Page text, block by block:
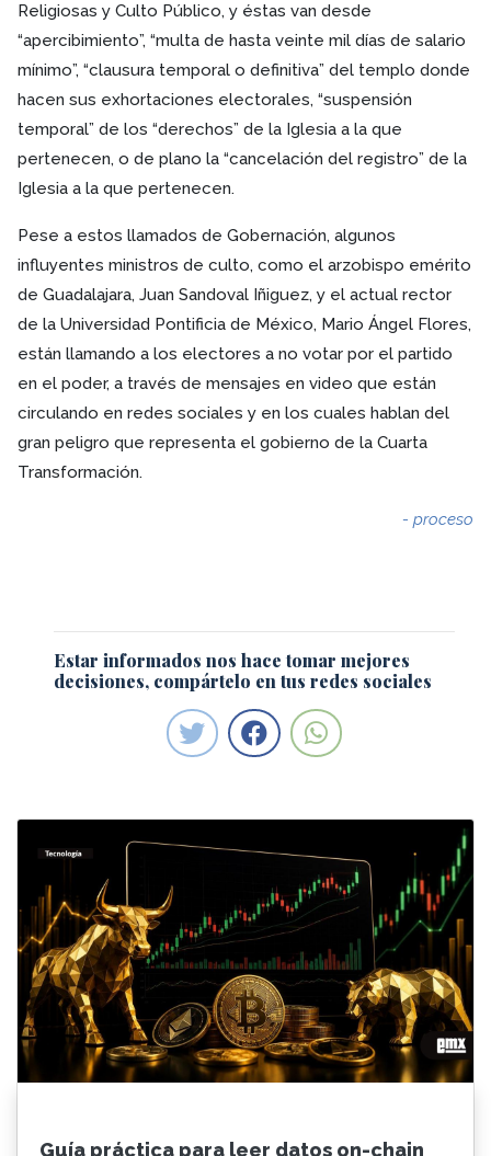
Guía práctica para leer datos on-chain
Religiosas y Culto Público, y éstas van desde
“apercibimiento”, “multa de hasta veinte mil días de salario
mínimo”, “clausura temporal o definitiva” del templo donde
hacen sus exhortaciones electorales, “suspensión
temporal” de los “derechos” de la Iglesia a la que
pertenecen, o de plano la “cancelación del registro” de la
Iglesia a la que pertenecen.
Pese a estos llamados de Gobernación, algunos
influyentes ministros de culto, como el arzobispo emérito
de Guadalajara, Juan Sandoval Iñiguez, y el actual rector
de la Universidad Pontificia de México, Mario Ángel Flores,
están llamando a los electores a no votar por el partido
en el poder, a través de mensajes en video que están
circulando en redes sociales y en los cuales hablan del
gran peligro que representa el gobierno de la Cuarta
Transformación.
- proceso
Estar informados nos hace tomar mejores
decisiones, compártelo en tus redes sociales